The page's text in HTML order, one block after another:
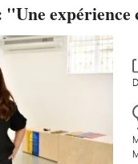
expérience